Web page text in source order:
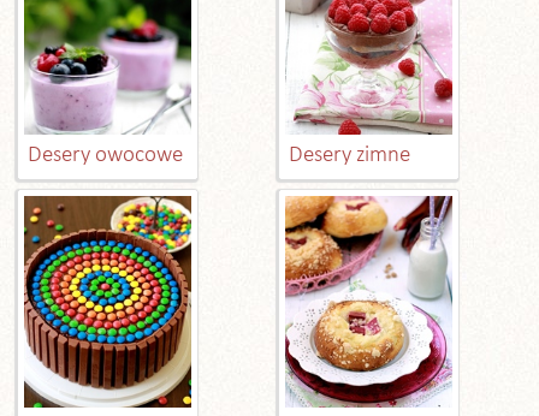
Desery owocowe Desery zimne